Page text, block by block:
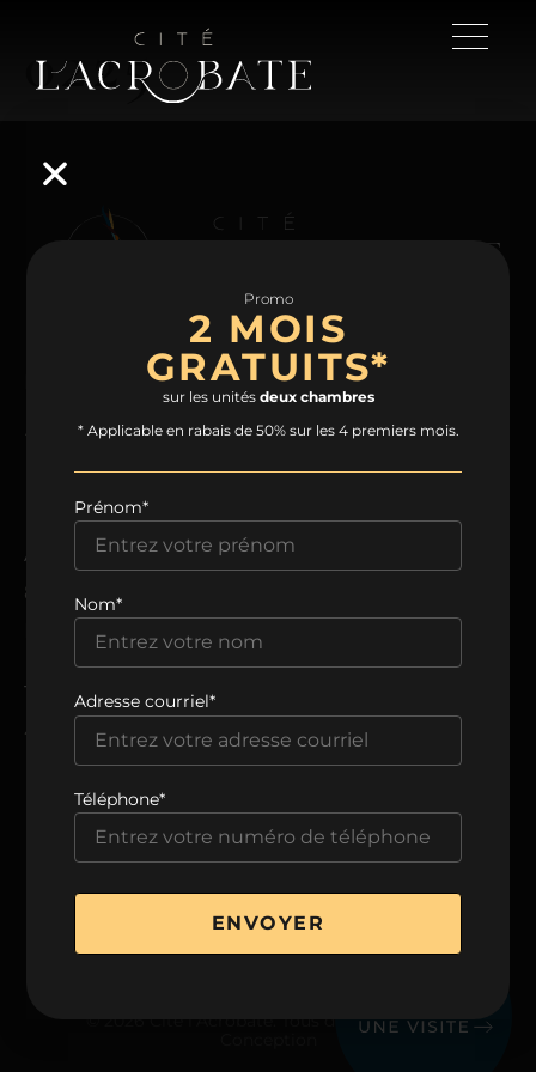
0225
NAVIGATION
Accueil
Projet Condos Plans
ADRESSE
8205, avenue du Cirque,
Montréal, QC H1Z 0B5
TÉLÉPHONE
438 806-0999
© 2026 Cité l’Acrobate. Tous droits réservés.
Promo
2 MOIS
GRATUITS*
sur les unités deux chambres
* Applicable en rabais de 50% sur les 4 premiers mois.
Prénom*
Nom*
Adresse courriel*
Téléphone*
ENVOYER